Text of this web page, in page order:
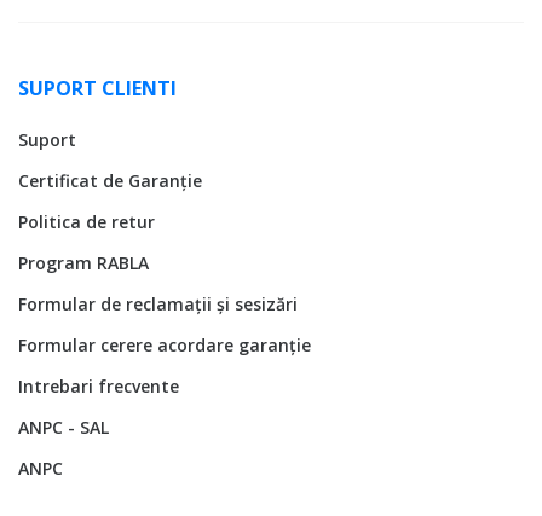
SUPORT CLIENTI
Suport
Certificat de Garanție
Politica de retur
Program RABLA
Formular de reclamații și sesizări
Formular cerere acordare garanție
Intrebari frecvente
ANPC - SAL
ANPC